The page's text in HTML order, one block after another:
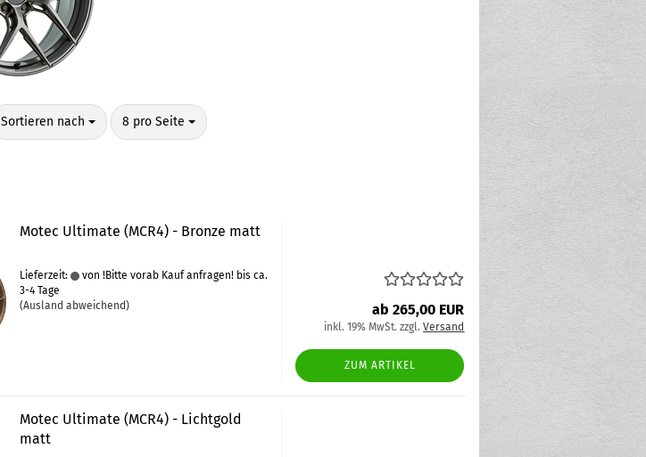
Sortieren nach
Sortieren nach 8 pro Seite
pro Seite
Motec Ultimate (MCR4) - Bronze matt
Lieferzeit:
von !Bitte vorab Kauf anfragen! bis ca.
3-4 Tage
(Ausland abweichend)
ab 265,00 EUR
inkl. 19% MwSt. zzgl.Versand
ZUM ARTIKEL
Motec Ultimate (MCR4) - Lichtgold
matt